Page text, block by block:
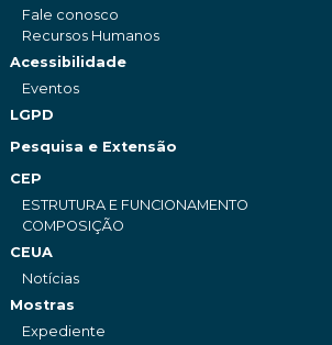
Fale conosco
Recursos Humanos
Acessibilidade
Eventos
LGPD
Pesquisa e Extensão
CEP
ESTRUTURA E FUNCIONAMENTO
COMPOSIÇÃO
CEUA
Notícias
Mostras
Expediente